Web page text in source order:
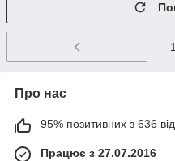
1
Про нас
95% позитивних з 636
Працює з 27.07.2016